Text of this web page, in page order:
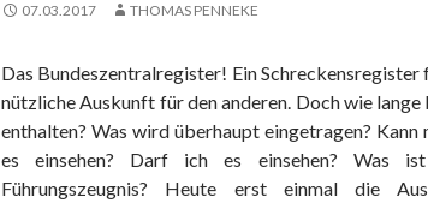
07.03.2017 THOMAS PENNEKE
Das Bundeszentralregister! Ein Schreckensregister
nützliche Auskunft für den anderen. Doch wie
enthalten? Was wird überhaupt eingetragen?
es einsehen? Darf ich es einsehen? Was
Führungszeugnis? Heute erst einmal die